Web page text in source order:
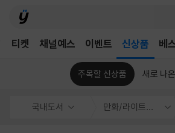
채널예스 이벤트 신상품 베
티켓
주목할 신상품 새로 나
국내도서 만화/라이트노벨